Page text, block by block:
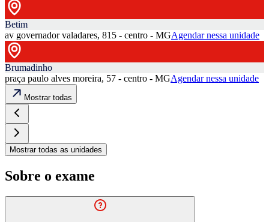
Betim
av governador valadares, 815 - centro - MGAgendar nessa unidade
Brumadinho
praça paulo alves moreira, 57 - centro - MGAgendar nessa unidade
Mostrar todas
Mostrar todas as unidades
Sobre o exame